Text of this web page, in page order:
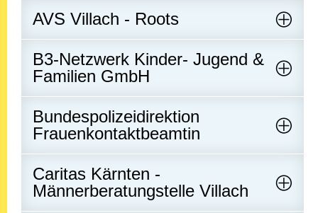
AVS Villach - Roots
B3-Netzwerk Kinder- Jugend &
Familien GmbH
Bundespolizeidirektion
Frauenkontaktbeamtin
Caritas Kärnten -
Männerberatungstelle Villach